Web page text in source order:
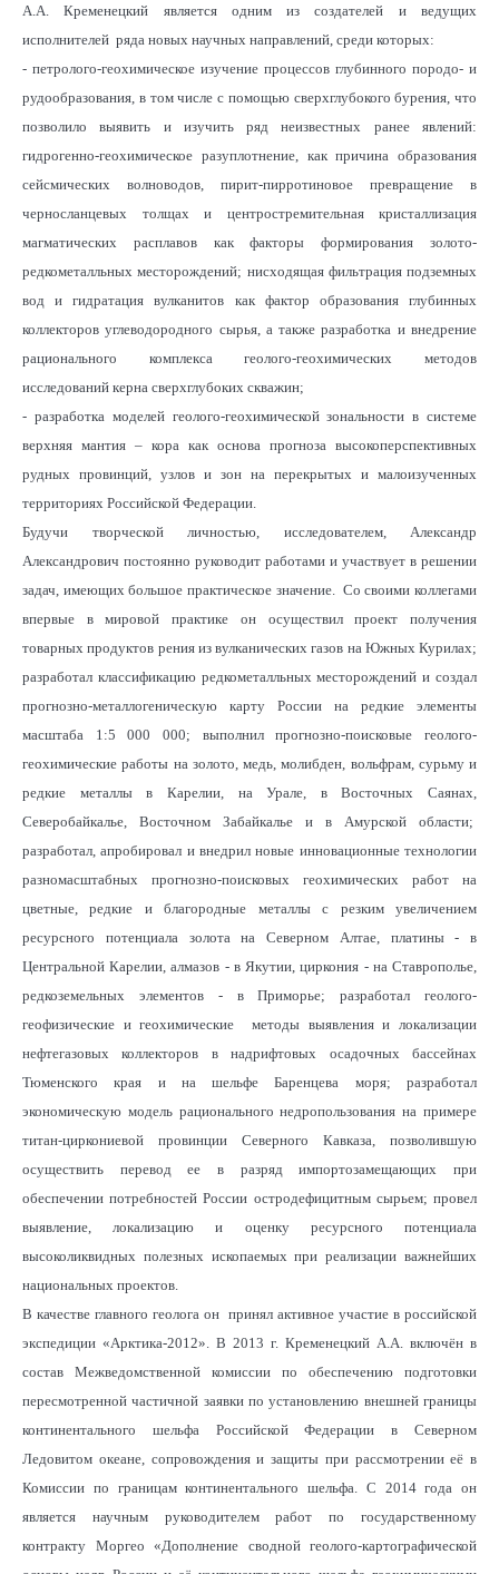
А.А. Кременецкий является одним из создателей и ведущих
исполнителей ряда новых научных направлений, среди которых:
- петролого-геохимическое изучение процессов глубинного породо- и
рудообразования, в том числе с помощью сверхглубокого бурения, что
позволило выявить и изучить ряд неизвестных ранее явлений:
гидрогенно-геохимическое разуплотнение, как причина образования
сейсмических волноводов, пирит-пирротиновое превращение в
черносланцевых толщах и центростремительная кристаллизация
магматических расплавов как факторы формирования золото-
редкометалльных месторождений; нисходящая фильтрация подземных
вод и гидратация вулканитов как фактор образования глубинных
коллекторов углеводородного сырья, а также разработка и внедрение
рационального комплекса геолого-геохимических методов
исследований керна сверхглубоких скважин;
- разработка моделей геолого-геохимической зональности в системе
верхняя мантия – кора как основа прогноза высокоперспективных
рудных провинций, узлов и зон на перекрытых и малоизученных
территориях Российской Федерации.
Будучи творческой личностью, исследователем, Александр
Александрович постоянно руководит работами и участвует в решении
задач, имеющих большое практическое значение. Со своими коллегами
впервые в мировой практике он осуществил проект получения
товарных продуктов рения из вулканических газов на Южных Курилах;
разработал классификацию редкометалльных месторождений и создал
прогнозно-металлогеническую карту России на редкие элементы
масштаба 1:5 000 000; выполнил прогнозно-поисковые геолого-
геохимические работы на золото, медь, молибден, вольфрам, сурьму и
редкие металлы в Карелии, на Урале, в Восточных Саянах,
Северобайкалье, Восточном Забайкалье и в Амурской области;
разработал, апробировал и внедрил новые инновационные технологии
разномасштабных прогнозно-поисковых геохимических работ на
цветные, редкие и благородные металлы с резким увеличением
ресурсного потенциала золота на Северном Алтае, платины - в
Центральной Карелии, алмазов - в Якутии, циркония - на Ставрополье,
редкоземельных элементов - в Приморье; разработал геолого-
геофизические и геохимические методы выявления и локализации
нефтегазовых коллекторов в надрифтовых осадочных бассейнах
Тюменского края и на шельфе Баренцева моря; разработал
экономическую модель рационального недропользования на примере
титан-циркониевой провинции Северного Кавказа, позволившую
осуществить перевод ее в разряд импортозамещающих при
обеспечении потребностей России остродефицитным сырьем; провел
выявление, локализацию и оценку ресурсного потенциала
высоколиквидных полезных ископаемых при реализации важнейших
национальных проектов.
В качестве главного геолога он принял активное участие в российской
экспедиции «Арктика-2012». В 2013 г. Кременецкий А.А. включён в
состав Межведомственной комиссии по обеспечению подготовки
пересмотренной частичной заявки по установлению внешней границы
континентального шельфа Российской Федерации в Северном
Ледовитом океане, сопровождения и защиты при рассмотрении её в
Комиссии по границам континентального шельфа. С 2014 года он
является научным руководителем работ по государственному
контракту Моргео «Дополнение сводной геолого-картографической